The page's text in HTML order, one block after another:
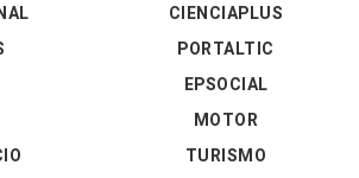
CIENCIAPLUS
PORTALTIC
EPSOCIAL
MOTOR
TURISMO